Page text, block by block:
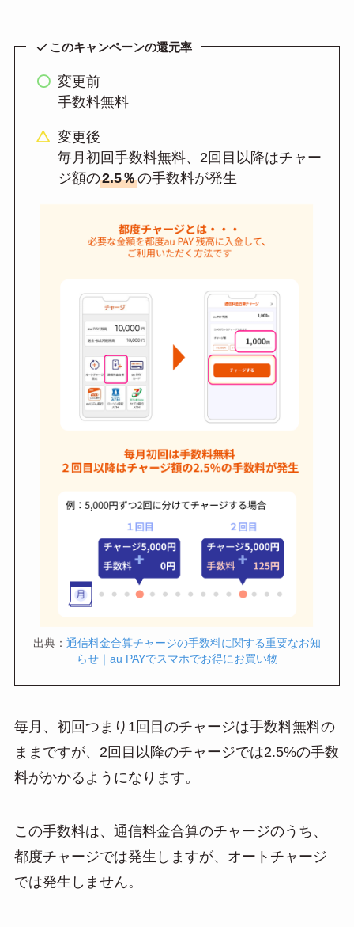
このキャンペーンの還元率
変更前
手数料無料
変更後
毎月初回手数料無料、2回目以降はチャー
ジ額の2.5％の手数料が発生
出典： 通信料金合算チャージの手数料に関する重要なお知
らせ｜au PAYでスマホでお得にお買い物
毎月、初回つまり1回目のチャージは手数料無料の
ままですが、2回目以降のチャージでは2.5%の手数
料がかかるようになります。
この手数料は、通信料金合算のチャージのうち、
都度チャージでは発生しますが、オートチャージ
では発生しません。